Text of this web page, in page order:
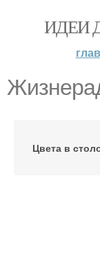
ИДЕИ
Цвета в